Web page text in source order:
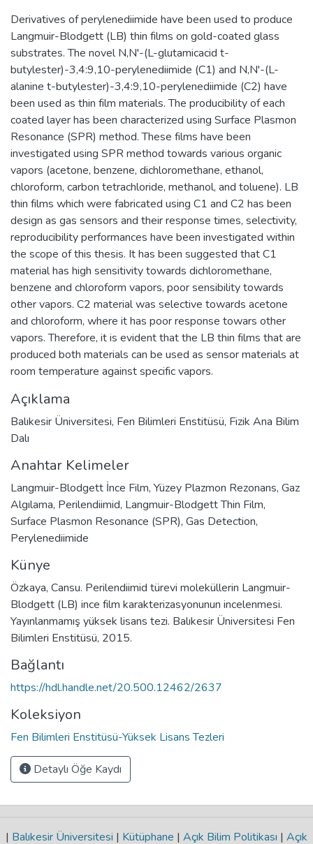
Derivatives of perylenediimide have been used to produce
Langmuir-Blodgett (LB) thin films on gold-coated glass
substrates. The novel N,N'-(L-glutamicacid t-
butylester)-3,4:9,10-perylenediimide (C1) and N,N'-(L-
alanine t-butylester)-3,4:9,10-perylenediimide (C2) have
been used as thin film materials. The producibility of each
coated layer has been characterized using Surface Plasmon
Resonance (SPR) method. These films have been
investigated using SPR method towards various organic
vapors (acetone, benzene, dichloromethane, ethanol,
chloroform, carbon tetrachloride, methanol, and toluene). LB
thin films which were fabricated using C1 and C2 has been
design as gas sensors and their response times, selectivity,
reproducibility performances have been investigated within
the scope of this thesis. It has been suggested that C1
material has high sensitivity towards dichloromethane,
benzene and chloroform vapors, poor sensibility towards
other vapors. C2 material was selective towards acetone
and chloroform, where it has poor response towars other
vapors. Therefore, it is evident that the LB thin films that are
produced both materials can be used as sensor materials at
room temperature against specific vapors.
Açıklama
Balıkesir Üniversitesi, Fen Bilimleri Enstitüsü, Fizik Ana Bilim
Dalı
Anahtar Kelimeler
Langmuir-Blodgett İnce Film, Yüzey Plazmon Rezonans, Gaz
Algılama, Perilendiimid, Langmuir-Blodgett Thin Film,
Surface Plasmon Resonance (SPR), Gas Detection,
Perylenediimide
Künye
Özkaya, Cansu. Perilendiimid türevi moleküllerin Langmuir-
Blodgett (LB) ince film karakterizasyonunun incelenmesi.
Yayınlanmamış yüksek lisans tezi. Balıkesir Üniversitesi Fen
Bilimleri Enstitüsü, 2015.
Bağlantı
https://hdl.handle.net/20.500.12462/2637
Koleksiyon
Fen Bilimleri Enstitüsü-Yüksek Lisans Tezleri
Detaylı Öğe Kaydı
| Balıkesir Üniversitesi | Kütüphane | Açık Bilim Politikası | Açık